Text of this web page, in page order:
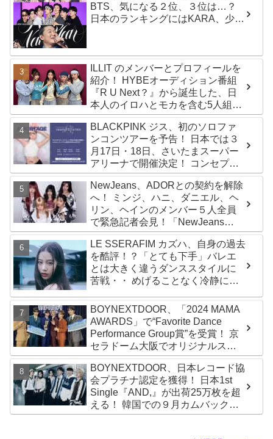
BTS、気になる２位、３位は…？
日本のランキングにはKARA、少女
ILLIT のメンバーとプロフィールを
紹介！ HYBEオーディション番組
『R U Next？』から誕生した、日
本人のイロハとモカを含む5人組ガ
ールズグループ！ デビュー曲
「Magnetic」がいきなりの大ヒッ
ト
BLACKPINK ジス、初のソロファ
ンコンツアーを予告！ 日本では３
月17日・18日、さいたまスーパー
アリーナで開催決定！ コンセプト
は“愛のカケラ”！？ 14日には新ア
ルバム『AMORTAGE』もリリース
NewJeans、ADORとの契約を解除
へ！ ミンジ、ハニ、ダニエル、ヘ
リン、ヘインのメンバー５人全員
で緊急記者会見！「NewJeans
never dies!」と微笑みの宣言！
ADOR側、2029年まで契約有効と
主張
LE SSERAFIM カズハ、自身の過去
を酷評！？「とても下手」バレエ
とは大きく違うダンススタイルに
苦戦・・ めげることなく冷静に努
BOYNEXTDOOR、「2024 MAMA
AWARDS」で“Favorite Dance
Performance Group賞”を受賞！ 京
セラドーム大阪でオリジナルステ
ージパフォーマンス披露！ 卒業パ
ーティーをコンセプトにスーツで
魅了【動画あり】
BOYNEXTDOOR、日本レコード協
会プラチナ認定を獲得！ 日本1st
Single『AND,』が出荷25万枚を超
える！ 韓国での９月カムバックも
決定